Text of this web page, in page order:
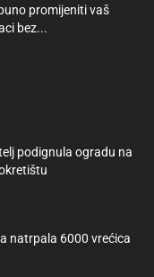
promijeniti vaš
bez...
podignula ogradu na
natrpala 6000 vrećica